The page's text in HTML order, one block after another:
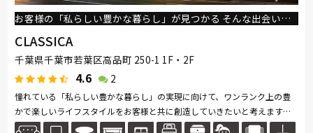
お客様の「私らしい豊かな暮らし」が見つかる そんな出会いのあるSHOP
CLASSICA
千葉県千葉市若葉区高品町 250-1 1F・2F
4.6 2
憧れている「私らしい豊かな暮らし」の実現に向けて、ワンランク上の豊
かで楽しいライフスタイルをお客様と共に創造していきたいと考えます。
スタイルも品質も不変で上質がかっこいい。 永く使える上質なものを中...